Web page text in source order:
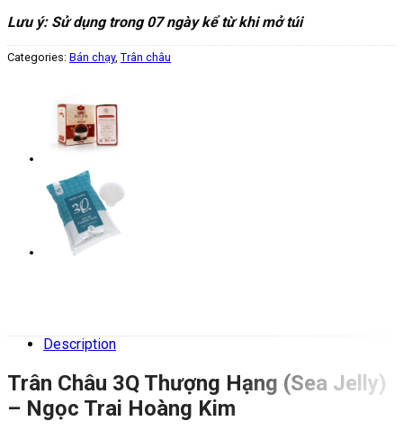
Lưu ý: Sử dụng trong 07 ngày kể từ khi mở túi
Categories: Bán chạy, Trân châu
Description
Trân Châu 3Q Thượng Hạng (Sea Jelly)
– Ngọc Trai Hoàng Kim